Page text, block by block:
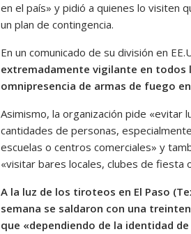
en el país» y pidió a quienes lo visiten
un plan de contingencia.
En un comunicado de su división en
extremadamente vigilante en todos
omnipresencia de armas de fuego
Asimismo, la organización pide «evitar
cantidades de personas,
escuelas o centros comerciales» y
«visitar bares locales, clubes de fiesta
A la luz de los tiroteos en El Paso
semana se saldaron con una
que «dependiendo de la identidad